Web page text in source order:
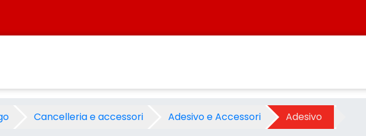
pp 508 - 15 mm x 33 m - Prodotto -
Cancelleria e accessori Adesivo e Accessori Adesivo